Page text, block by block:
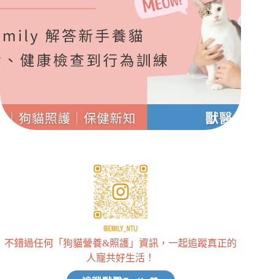
不錯過任何「狗貓營養&照護」資訊，一起追蹤真正的
人寵共好生活！